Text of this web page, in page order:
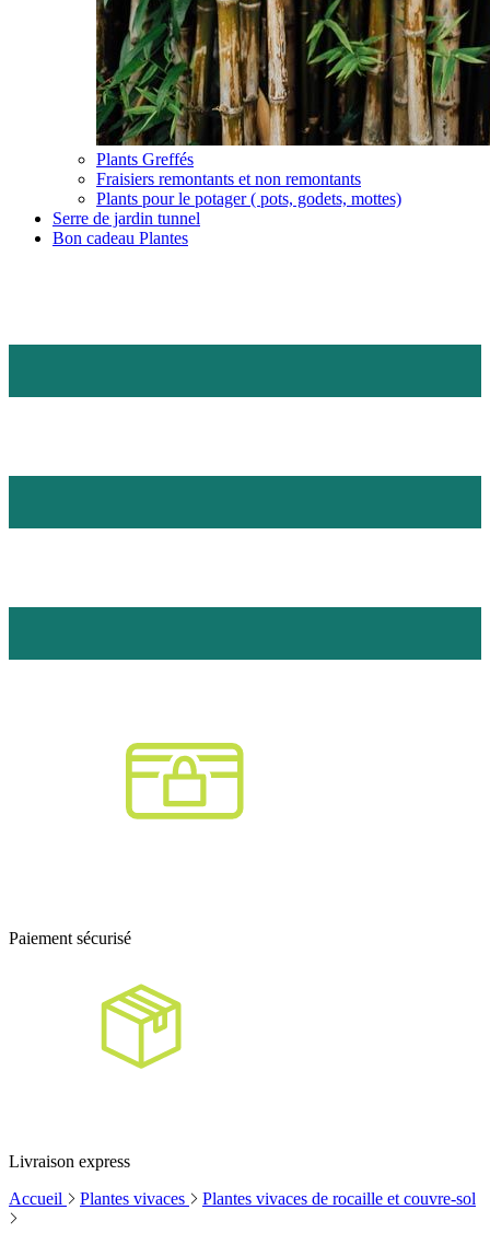
Plants Greffés
Fraisiers remontants et non remontants
Plants pour le potager ( pots, godets, mottes)
Serre de jardin tunnel
Bon cadeau Plantes
Paiement sécurisé
Livraison express
Accueil
Plantes vivaces Plantes vivaces de rocaille et couvre-sol